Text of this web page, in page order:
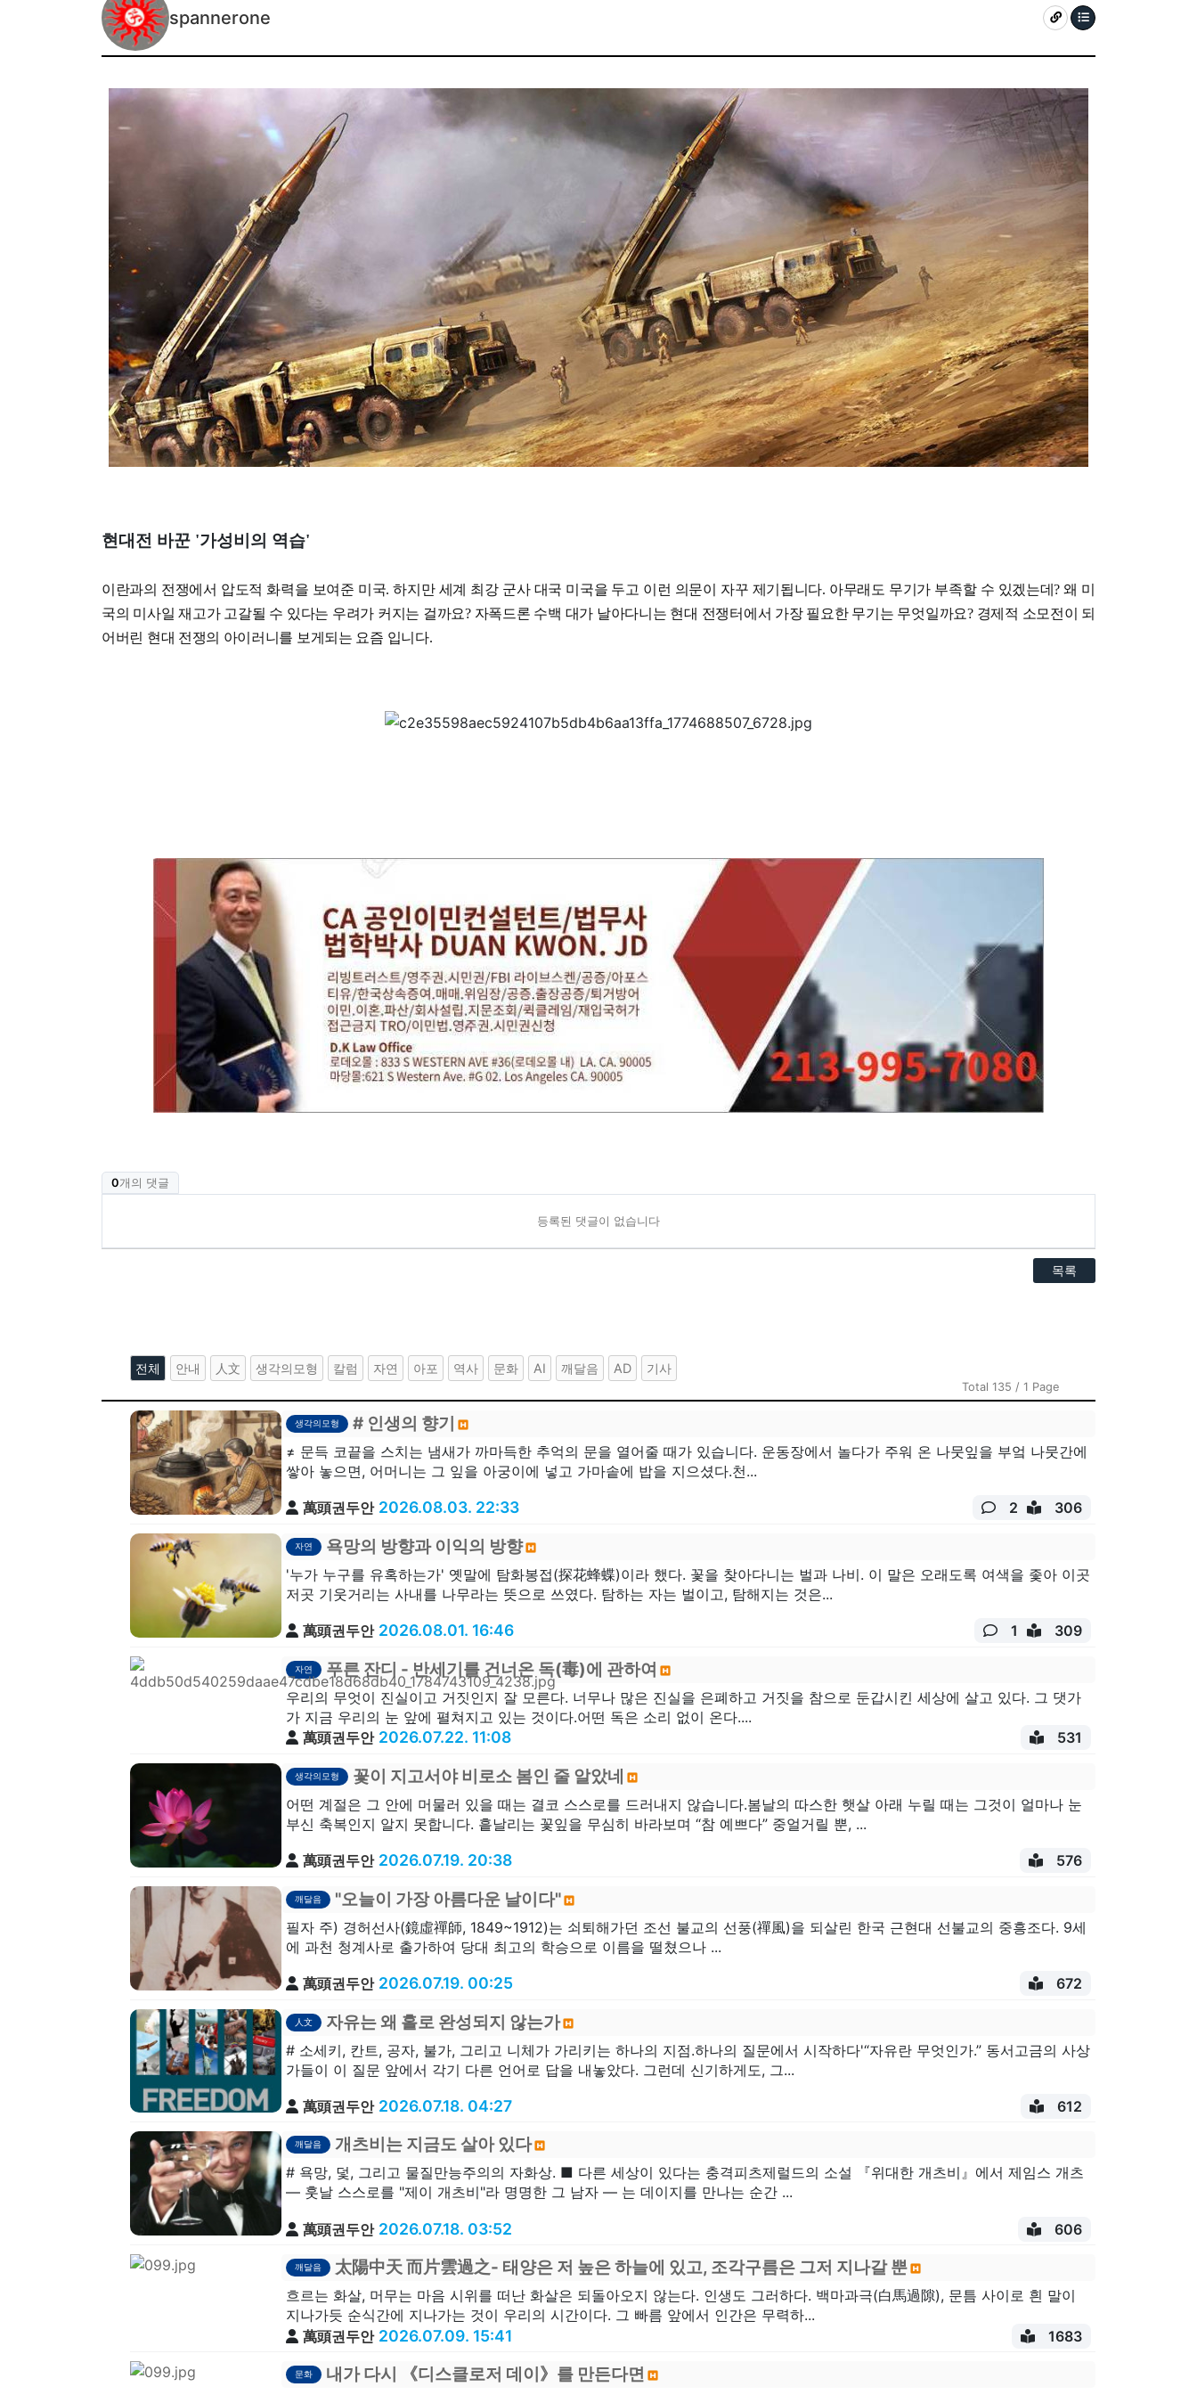
spannerone
현대전 바꾼 '가성비의 역습'
이란과의 전쟁에서 압도적 화력을 보여준 미국. 하지만 세계 최강 군사 대국 미국을 두고 이런 의문이 자꾸 제기됩니다. 아무래도 무기가 부족할 수 있겠는데?왜 미
국의 미사일 재고가 고갈될 수 있다는 우려가 커지는 걸까요? 자폭드론 수백 대가 날아다니는 현대 전쟁터에서 가장 필요한 무기는 무엇일까요? 경제적 소모전이 되
어버린 현대 전쟁의 아이러니를 보게되는 요즘 입니다.
0개의 댓글
등록된 댓글이 없습니다
목록
전체 안내 人文 생각의모형 칼럼 자연 아포 역사 문화 AI 깨달음 AD 기사
Total 135 / 1 Page
생각의모형 # 인생의 향기
≠ 문득 코끝을 스치는 냄새가 까마득한 추억의 문을 열어줄 때가 있습니다. 운동장에서 놀다가 주워 온 나뭇잎을 부엌 나뭇간에
쌓아 놓으면, 어머니는 그 잎을 아궁이에 넣고 가마솥에 밥을 지으셨다.천...
萬頭권두안 2026.08.03. 22:33 2 306
자연 욕망의 방향과 이익의 방향
'누가 누구를 유혹하는가' 옛말에 탐화봉접(探花蜂蝶)이라 했다. 꽃을 찾아다니는 벌과 나비. 이 말은 오래도록 여색을 좇아 이곳
저곳 기웃거리는 사내를 나무라는 뜻으로 쓰였다. 탐하는 자는 벌이고, 탐해지는 것은...
萬頭권두안 2026.08.01. 16:46 1 309
자연 푸른 잔디 - 반세기를 건너온 독(毒)에 관하여
우리의 무엇이 진실이고 거짓인지 잘 모른다. 너무나 많은 진실을 은폐하고 거짓을 참으로 둔갑시킨 세상에 살고 있다. 그 댓가
가 지금 우리의 눈 앞에 펼쳐지고 있는 것이다.어떤 독은 소리 없이 온다....
萬頭권두안 2026.07.22. 11:08 531
생각의모형 꽃이 지고서야 비로소 봄인 줄 알았네
어떤 계절은 그 안에 머물러 있을 때는 결코 스스로를 드러내지 않습니다.봄날의 따스한 햇살 아래 누릴 때는 그것이 얼마나 눈
부신 축복인지 알지 못합니다. 흩날리는 꽃잎을 무심히 바라보며 “참 예쁘다” 중얼거릴 뿐, ...
萬頭권두안 2026.07.19. 20:38 576
깨달음 "오늘이 가장 아름다운 날이다"
필자 주) 경허선사(鏡虛禪師, 1849~1912)는 쇠퇴해가던 조선 불교의 선풍(禪風)을 되살린 한국 근현대 선불교의 중흥조다. 9세
에 과천 청계사로 출가하여 당대 최고의 학승으로 이름을 떨쳤으나 ...
萬頭권두안 2026.07.19. 00:25 672
人文 자유는 왜 홀로 완성되지 않는가
# 소세키, 칸트, 공자, 불가, 그리고 니체가 가리키는 하나의 지점.하나의 질문에서 시작하다'“자유란 무엇인가.” 동서고금의 사상
가들이 이 질문 앞에서 각기 다른 언어로 답을 내놓았다. 그런데 신기하게도, 그...
萬頭권두안 2026.07.18. 04:27 612
깨달음 개츠비는 지금도 살아 있다
# 욕망, 덫, 그리고 물질만능주의의 자화상. ■ 다른 세상이 있다는 충격피츠제럴드의 소설 『위대한 개츠비』에서 제임스 개츠
— 훗날 스스로를 "제이 개츠비"라 명명한 그 남자 — 는 데이지를 만나는 순간 ...
萬頭권두안 2026.07.18. 03:52 606
깨달음 太陽中天 而片雲過之- 태양은 저 높은 하늘에 있고, 조각구름은 그저 지나갈 뿐
흐르는 화살, 머무는 마음 시위를 떠난 화살은 되돌아오지 않는다. 인생도 그러하다. 백마과극(白馬過隙), 문틈 사이로 흰 말이
지나가듯 순식간에 지나가는 것이 우리의 시간이다. 그 빠름 앞에서 인간은 무력하...
萬頭권두안 2026.07.09. 15:41 1683
문화 내가 다시 《디스클로저 데이》를 만든다면